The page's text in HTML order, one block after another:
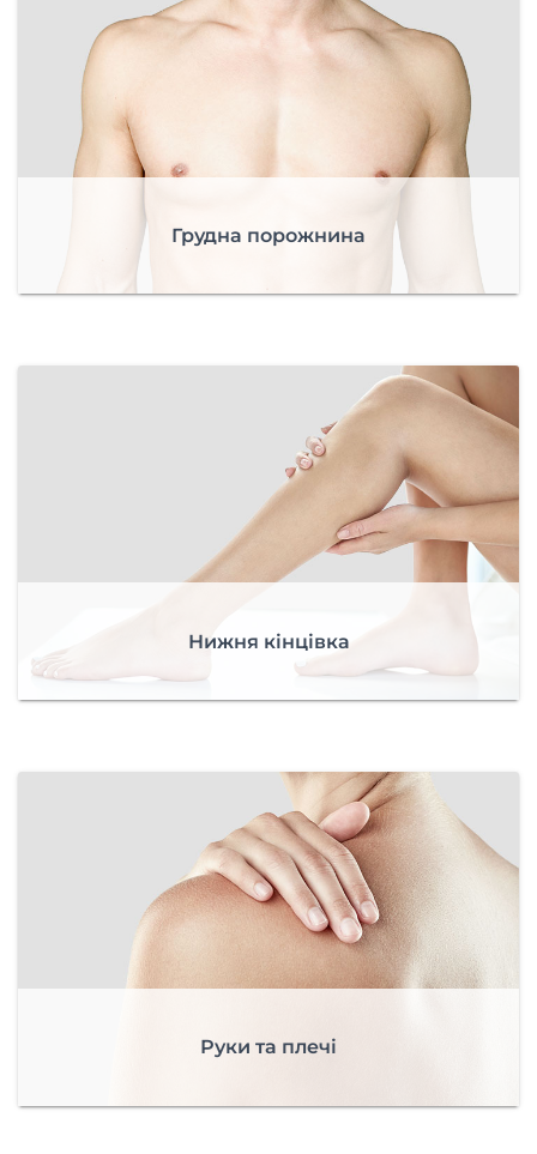
Грудна порожнина
Нижня кінцівка
Руки та плечі